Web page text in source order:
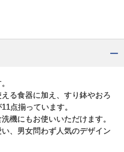
る食器に加え、すり鉢やおろ
点揃っています。
機にもお使いいただけます。
、男女問わず人気のデザイン